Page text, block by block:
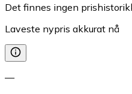
Det finnes ingen
Laveste nypris akkurat nå
—